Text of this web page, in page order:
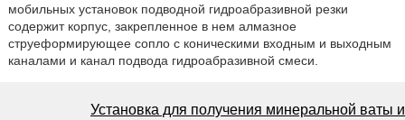
мобильных установок подводной гидроабразивной резки
содержит корпус, закрепленное в нем алмазное
струеформирующее сопло с коническими входным и выходным
каналами и канал подвода гидроабразивной смеси.
Установка для получения минеральной ваты и